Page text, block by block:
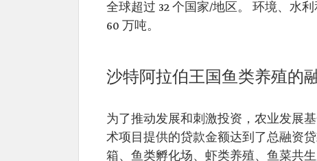
全球超过 32 个国家/地区。 环境、水
60 万吨。
沙特阿拉伯王国鱼类养殖的
为了推动发展和刺激投资，农业发展
术项目提供的贷款金额达到了总融资
箱、鱼类孵化场、虾类养殖、鱼菜共